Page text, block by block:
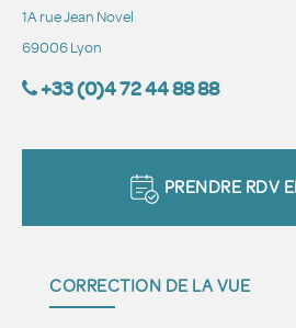
1A rue Jean Novel
69006 Lyon
+33 (0)4 72 44 88 88
PRENDRE RDV
CORRECTION DE LA VUE